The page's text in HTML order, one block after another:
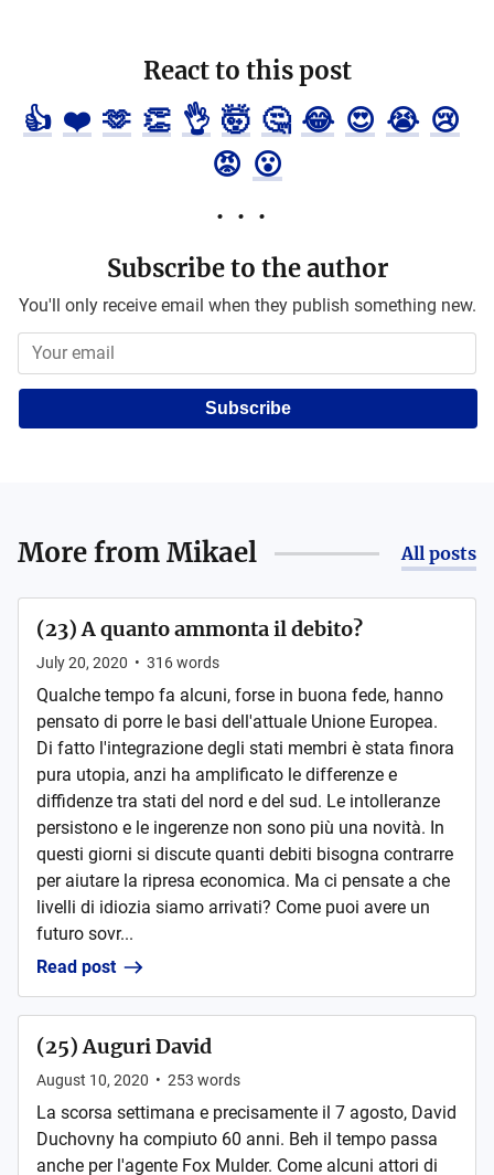
React to this post
👍 ❤️ 🫶 👏 👌 🤯 🤔 😂 😍 😭 😢
😡 😮
Subscribe to the author
You'll only receive email when they publish something new.
Subscribe
More fromMikael All posts
(23) A quanto ammonta il debito?
July 20, 2020 • 316words
Qualche tempo fa alcuni, forse in buona fede, hanno
pensato di porre le basi dell'attuale Unione Europea.
Di fatto l'integrazione degli stati membri è stata finora
pura utopia, anzi ha amplificato le differenze e
diffidenze tra stati del nord e del sud. Le intolleranze
persistono e le ingerenze non sono più una novità. In
questi giorni si discute quanti debiti bisogna contrarre
per aiutare la ripresa economica. Ma ci pensate a che
livelli di idiozia siamo arrivati? Come puoi avere un
futuro sovr...
Read post
(25) Auguri David
August 10, 2020 • 253 words
La scorsa settimana e precisamente il 7 agosto, David
Duchovny ha compiuto 60 anni. Beh il tempo passa
anche per l'agente Fox Mulder. Come alcuni attori di